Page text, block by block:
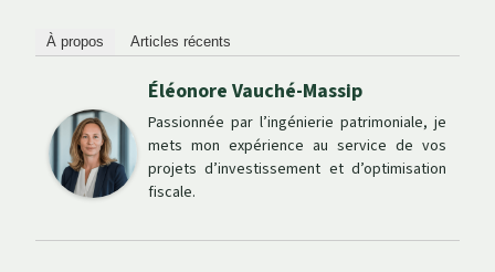
À propos Articles récents
Éléonore Vauché-Massip
Passionnée par l’ingénierie patrimoniale, je
mets mon expérience au service de vos
projets d’investissement et d’optimisation
fiscale.